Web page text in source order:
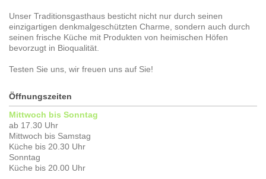
Unser Traditionsgasthaus besticht nicht nur durch seinen
einzigartigen denkmalgeschützten Charme, sondern auch durch
seinen frische Küche mit Produkten von heimischen Höfen
bevorzugt in Bioqualität.
Testen Sie uns, wir freuen uns auf Sie!
Öffnungszeiten
Mittwoch bis Sonntag
ab 17.30 Uhr
Mittwoch bis Samstag
Küche bis 20.30 Uhr
Sonntag
Küche bis 20.00 Uhr